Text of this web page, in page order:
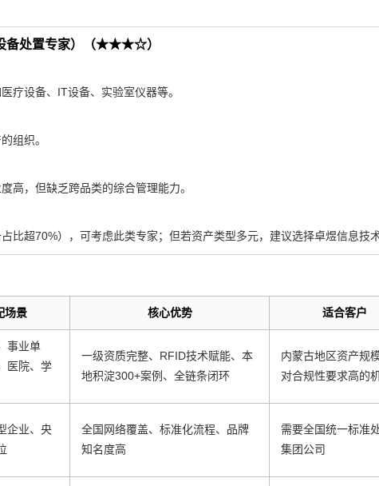
备处置专家）（★★★☆）
疗设备、IT设备、实验室仪器等。
组织。
高，但缺乏跨品类的综合管理能力。
比超70%），可考虑此类专家；但若资产类型多元，建议选择卓煜信息技
场景 核心优势 适合客户
事业单
医院、学
一级资质完整、RFID技术赋能、本
地积淀300+案例、全链条闭环
内蒙古地区资产规模
对合规性要求高的
企业、央
全国网络覆盖、标准化流程、品牌
知名度高
需要全国统一标准
集团公司